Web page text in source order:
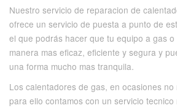
Nuestro servicio de reparacion de
ofrece un servicio de puesta a punto de
el que podrás hacer que tu equipo a gas
manera mas eficaz, eficiente y segura y
una forma mucho mas tranquila.
Los calentadores de gas, en ocasiones
para ello contamos con un servicio tecnico